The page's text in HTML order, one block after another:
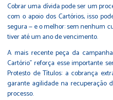
Cobrar uma dívida pode ser um
com o apoio dos Cartórios, isso
segura — e o melhor: sem nenhum
tiver até um ano de vencimento.
A mais recente peça da
Cartório” reforça esse importante
Protesto de Títulos: a cobrança
garante agilidade na recuperação
processo.